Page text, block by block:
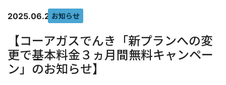
2025.06.20お知らせ
【コーアガスでんき「新プランへの変
更で基本料金３ヵ月間無料キャンペー
ン」のお知らせ】